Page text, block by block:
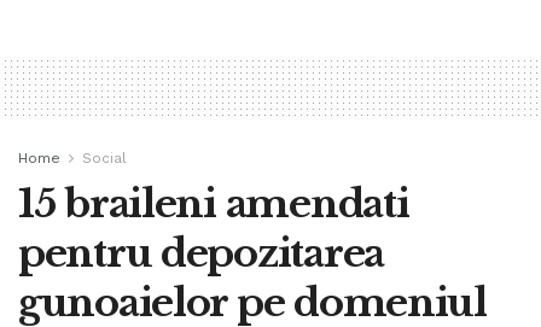
Home Social
15 braileni amendati
pentru depozitarea
gunoaielor pe domeniul